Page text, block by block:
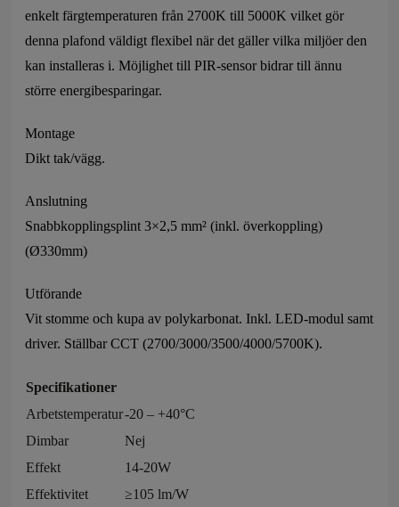
enkelt färgtemperaturen från 2700K till 5000K vilket gör
denna plafond väldigt flexibel när det gäller vilka miljöer den
kan installeras i. Möjlighet till PIR-sensor bidrar till ännu
större energibesparingar.
Montage
Dikt tak/vägg.
Anslutning
Snabbkopplingsplint 3×2,5 mm² (inkl. överkoppling)
(Ø330mm)
Utförande
Vit stomme och kupa av polykarbonat. Inkl. LED-modul samt
driver. Ställbar CCT (2700/3000/3500/4000/5700K).
Specifikationer
Arbetstemperatur-20 – +40°C
Dimbar
Nej
Effekt
14-20W
Effektivitet
≥105 lm/W